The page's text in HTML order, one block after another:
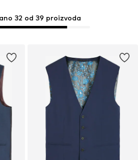
32 od 39 proizvoda